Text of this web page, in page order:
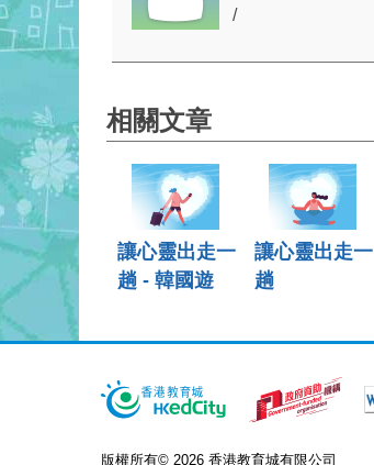
/
相關文章
讓心靈出走一
趟 - 韓國遊
讓心靈出走一
趟
版權所有© 2026 香港教育城有限公司